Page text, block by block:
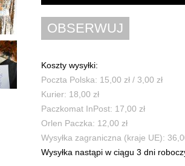
Koszty wysyłki:
Poczta Polska: 15,00 zł / 3,00 zł
Kurier: 18,00 zł
Paczkomat InPost: 17,00 zł
Orlen Paczka: 12,00 zł
Wysyłka zagraniczna (kraje UE):
Wysyłka nastąpi w ciągu 3 dni